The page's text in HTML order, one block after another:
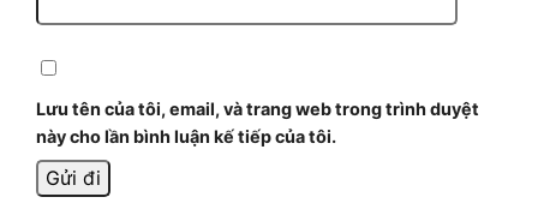
Lưu tên của tôi, email, và trang web trong trình duyệt
này cho lần bình luận kế tiếp của tôi.